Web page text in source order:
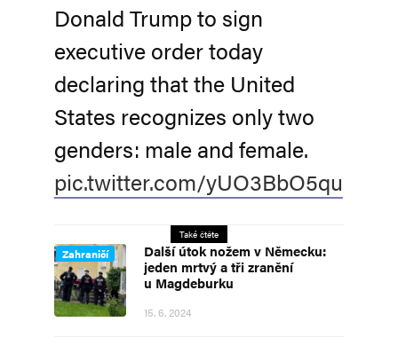
Donald Trump to sign
executive order today
declaring that the United
States recognizes only two
genders: male and female.
pic.twitter.com/yUO3BbO5qu
Také čtěte
Zahraničí
Další útok nožem v Německu:
jeden mrtvý a tři zranění
u Magdeburku
15. 6. 2024